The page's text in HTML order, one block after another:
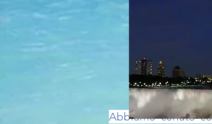
Abbiamo cenato